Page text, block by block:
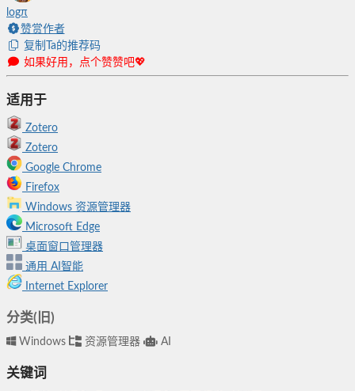
logπ
赞赏作者
复制Ta的推荐码
如果好用，点个赞赞吧💖
适用于
Zotero
Zotero
Google Chrome
Firefox
Windows 资源管理器
Microsoft Edge
桌面窗口管理器
通用 AI智能
Internet Explorer
分类(旧)
Windows 资源管理器 AI
关键词